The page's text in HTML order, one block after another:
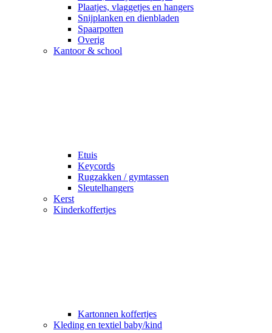
Plaatjes, vlaggetjes en hangers
Snijplanken en dienbladen
Spaarpotten
Overig
Kantoor & school
Etuis
Keycords
Rugzakken / gymtassen
Sleutelhangers
Kerst
Kinderkoffertjes
Kartonnen koffertjes
Kleding en textiel baby/kind